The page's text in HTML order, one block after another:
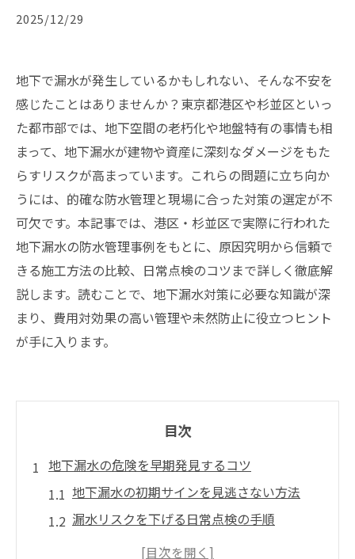
2025/12/29
地下で漏水が発生しているかもしれない、そんな不安を
感じたことはありませんか？東京都港区や杉並区といっ
た都市部では、地下空間の老朽化や地盤特有の事情も相
まって、地下漏水が建物や資産に深刻なダメージをもた
らすリスクが高まっています。これらの問題に立ち向か
うには、的確な防水管理と現場に合った対策の選定が不
可欠です。本記事では、港区・杉並区で実際に行われた
地下漏水の防水管理事例をもとに、原因究明から信頼で
きる施工方法の比較、日常点検のコツまで詳しく徹底解
説します。読むことで、地下漏水対策に必要な知識が深
まり、費用対効果の高い管理や未然防止に役立つヒント
が手に入ります。
目次
地下漏水の危険を早期発見するコツ
地下漏水の初期サインを見逃さない方法
漏水リスクを下げる日常点検の手順
地下空間で漏水を早期発見するチェックポ